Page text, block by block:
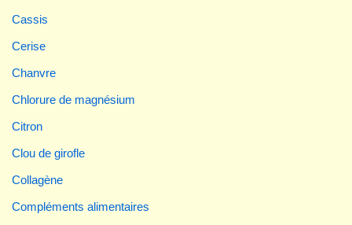
Cassis
Cerise
Chanvre
Chlorure de magnésium
Citron
Clou de girofle
Collagène
Compléments alimentaires